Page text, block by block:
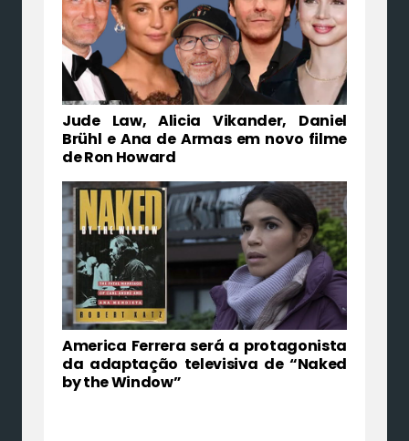
Jude Law, Alicia Vikander, Daniel
Brühl e Ana de Armas em novo filme
de Ron Howard
America Ferrera será a protagonista
da adaptação televisiva de “Naked
by the Window”